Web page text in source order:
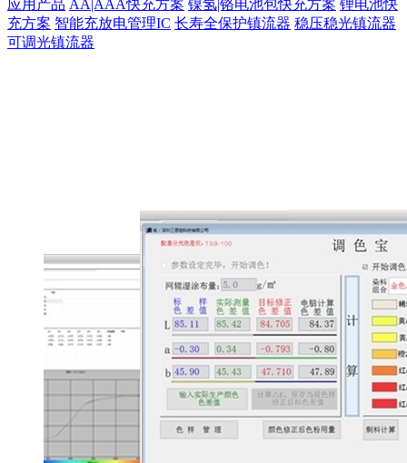
应用产品 AA|AAA快充方案 镍氢|铬电池包快充方案 锂电池快
充方案 智能充放电管理IC 长寿全保护镇流器 稳压稳光镇流器
可调光镇流器